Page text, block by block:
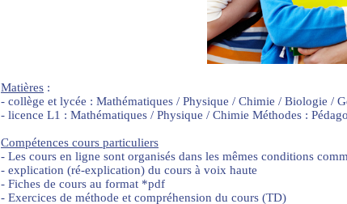
Matières :
- collège et lycée : Mathématiques / Physique / Chimie / Biologie /
- licence L1 : Mathématiques / Physique / Chimie Méthodes :
Compétences cours particuliers
- Les cours en ligne sont organisés dans les mêmes conditions
- explication (ré-explication) du cours à voix haute
- Fiches de cours au format *pdf
- Exercices de méthode et compréhension du cours (TD)